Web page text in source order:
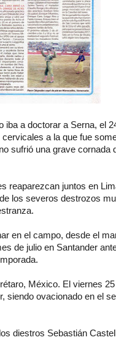
iba a doctorar a Serna, el
a la que fue
sufrió una grave cornada
reaparezcan juntos en
los severos destrozos
en el campo, desde el
de julio en Santander
México. El viernes
siendo ovacionado en el
diestros Sebastián